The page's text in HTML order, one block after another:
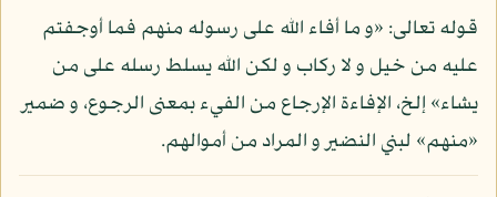
قوله تعالى: «و ما أفاء الله على رسوله منهم فما أوجفتم
عليه من خيل و لا ركاب و لكن الله يسلط رسله على من
يشاء» إلخ، الإفاءة الإرجاع من الفيء بمعنى الرجوع، و ضمير
«منهم» لبني النضير و المراد من أموالهم.